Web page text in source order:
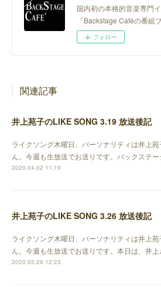
国内初の本格的音楽専門
「Backstage Caféの番組
フォロー
関連記事
井上苑子のLIKE SONG 3.19 放送後記
ライクソング木曜日、パーソナリティは井上苑
ん。今週も生放送でお送りです。バックステ
2020.04.02 11:19
井上苑子のLIKE SONG 3.26 放送後記
ライクソング木曜日、パーソナリティは井上苑
ん。今週も生放送でお送りです。本日は、井
2020.03.26 12:23